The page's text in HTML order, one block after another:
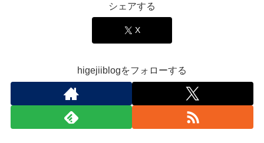
シェアする
X
higejiiblogをフォローする